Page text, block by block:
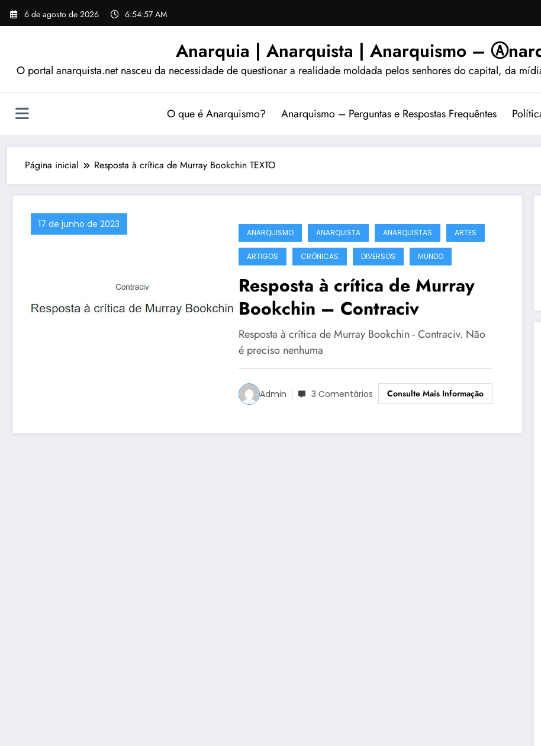
Pular
para
6 de agosto de 2026 6:54:58 AM
Anarquia | Anarquista | Anarquismo –
O portal anarquista.net nasceu da necessidade de questionar a realidade moldada pelos senhores do capital, da
O que é Anarquismo? Anarquismo – Perguntas e Respostas Frequêntes
Página inicial Resposta à crítica de Murray Bookchin TEXTO
17 de junho de 2023
ANARQUISMO ANARQUISTA ANARQUISTAS ARTES
ARTIGOS CRÔNICAS DIVERSOS MUNDO
Resposta à crítica de Murray
Bookchin – Contraciv
Resposta à crítica de Murray Bookchin - Contraciv. Não
é preciso nenhuma
Admin 3 Comentários Consulte Mais Informação